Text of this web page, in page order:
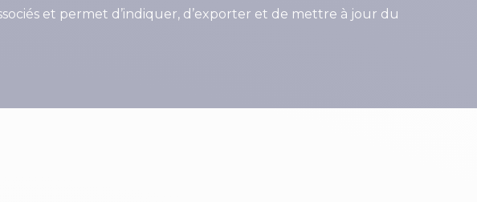
et permet d’indiquer, d’exporter et de mettre à jour du